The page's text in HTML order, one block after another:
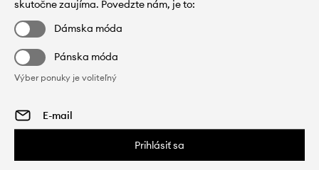
skutočne zaujíma. Povedzte nám, je to:
Dámska móda
Pánska móda
Výber ponuky je voliteľný
Prihlásiť sa